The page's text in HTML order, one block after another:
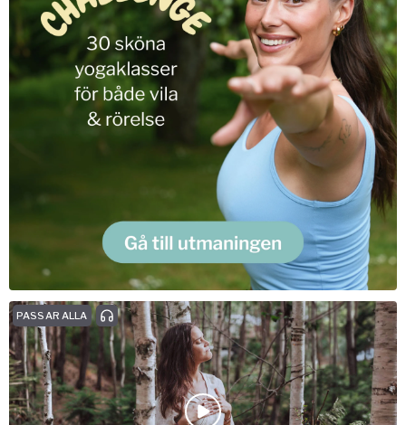
PASSAR ALLA